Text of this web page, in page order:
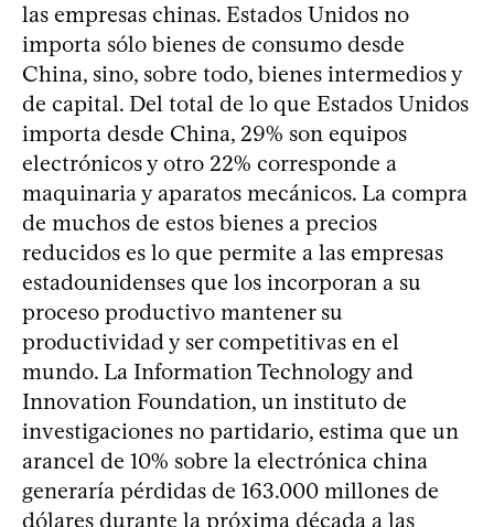
las empresas chinas. Estados Unidos no
importa sólo bienes de consumo desde
China, sino, sobre todo, bienes intermedios y
de capital. Del total de lo que Estados Unidos
importa desde China, 29% son equipos
electrónicos y otro 22% corresponde a
maquinaria y aparatos mecánicos. La compra
de muchos de estos bienes a precios
reducidos es lo que permite a las empresas
estadounidenses que los incorporan a su
proceso productivo mantener su
productividad y ser competitivas en el
mundo. La Information Technology and
Innovation Foundation, un instituto de
investigaciones no partidario, estima que un
arancel de 10% sobre la electrónica china
generaría pérdidas de 163.000 millones de
dólares durante la próxima década a las